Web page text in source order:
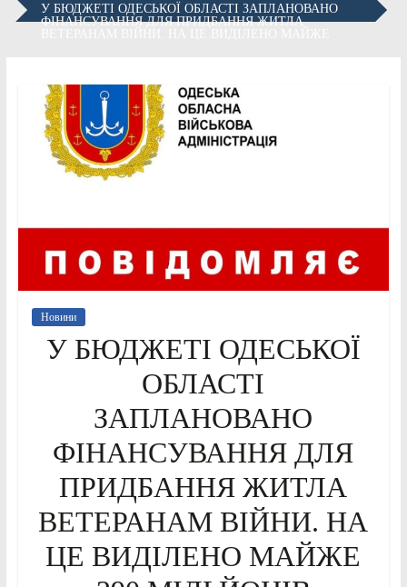
У БЮДЖЕТІ ОДЕСЬКОЇ ОБЛАСТІ ЗАПЛАНОВАНО
ФІНАНСУВАННЯ ДЛЯ ПРИДБАННЯ ЖИТЛА
Новини
У БЮДЖЕТІ ОДЕСЬКОЇ
ОБЛАСТІ
ЗАПЛАНОВАНО
ФІНАНСУВАННЯ ДЛЯ
ПРИДБАННЯ ЖИТЛА
ВЕТЕРАНАМ ВІЙНИ. НА
ЦЕ ВИДІЛЕНО МАЙЖЕ